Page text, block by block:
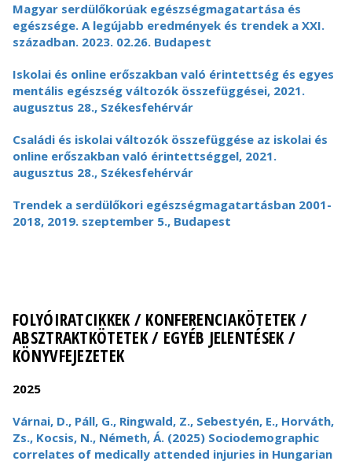
Magyar serdülőkorúak egészségmagatartása és
egészsége. A legújabb eredmények és trendek a XXI.
században. 2023. 02.26. Budapest
Iskolai és online erőszakban való érintettség és egyes
mentális egészség változók összefüggései, 2021.
augusztus 28., Székesfehérvár
Családi és iskolai változók összefüggése az iskolai és
online erőszakban való érintettséggel, 2021.
augusztus 28., Székesfehérvár
Trendek a serdülőkori egészségmagatartásban 2001-
2018, 2019. szeptember 5., Budapest
FOLYÓIRATCIKKEK / KONFERENCIAKÖTETEK /
ABSZTRAKTKÖTETEK / EGYÉB JELENTÉSEK /
KÖNYVFEJEZETEK
2025
Várnai, D., Páll, G., Ringwald, Z., Sebestyén, E., Horváth,
Zs., Kocsis, N., Németh, Á. (2025) Sociodemographic
correlates of medically attended injuries in Hungarian